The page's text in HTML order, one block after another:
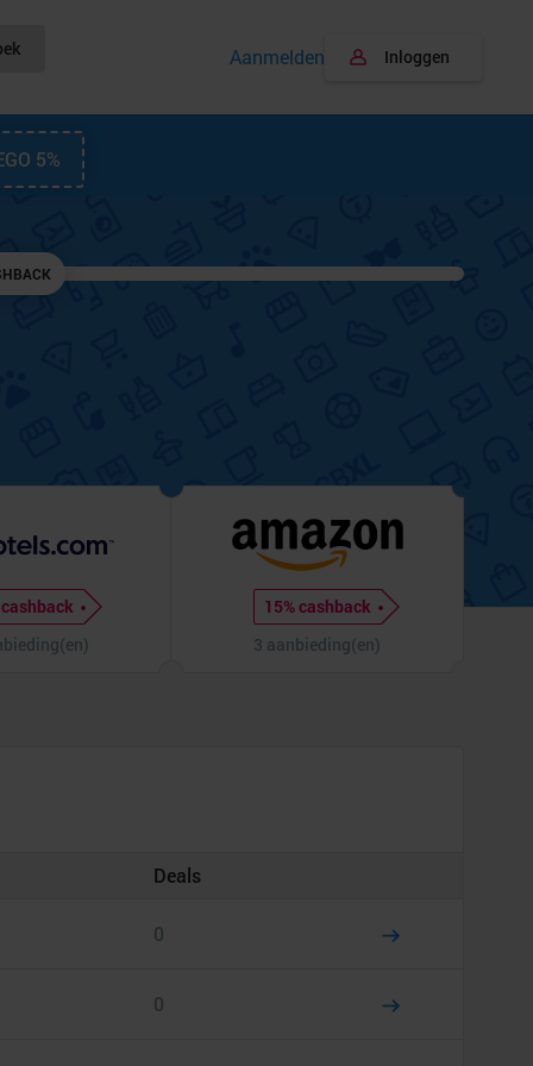
Aanmelden Inloggen
5%
cashback
15% cashback
3 aanbieding(en)
Deals
0
0